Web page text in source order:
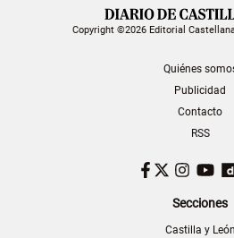
Copyright ©2026 Editorial
Quiénes
Publicidad
Contacto
RSS
Facebook
Twitter
Secciones
Castilla y León